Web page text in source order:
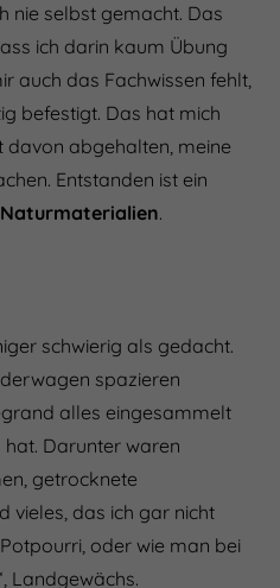
nie selbst gemacht. Das
ich darin kaum Übung
auch das Fachwissen fehlt,
befestigt. Das hat mich
davon abgehalten, meine
Entstanden ist ein
.
schwierig als gedacht.
spazieren
alles eingesammelt
Darunter waren
getrocknete
vieles, das ich gar nicht
oder wie man bei
Landgewächs.